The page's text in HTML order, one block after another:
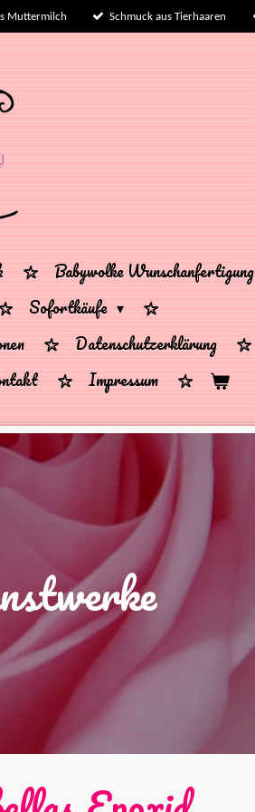
Muttermilch Schmuck aus Tierhaaren
Babywolke Wunschanfertigung
Sofortkäufe
Datenschutzerklärung
Impressum